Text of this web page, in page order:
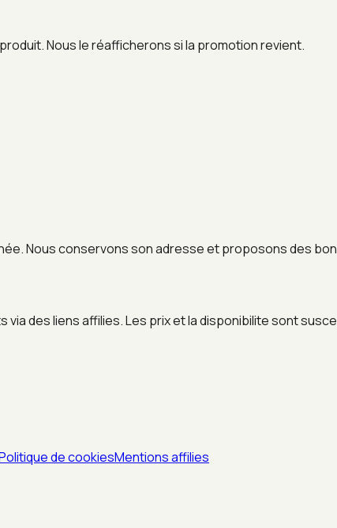
Nous le réafficherons si la promotion revient.
Nous conservons son adresse et proposons des
des liens affilies. Les prix et la disponibilite sont
de cookiesMentions affilies